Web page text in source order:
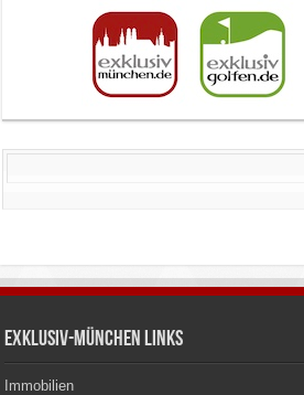
Exklusiv-München Links
Immobilien